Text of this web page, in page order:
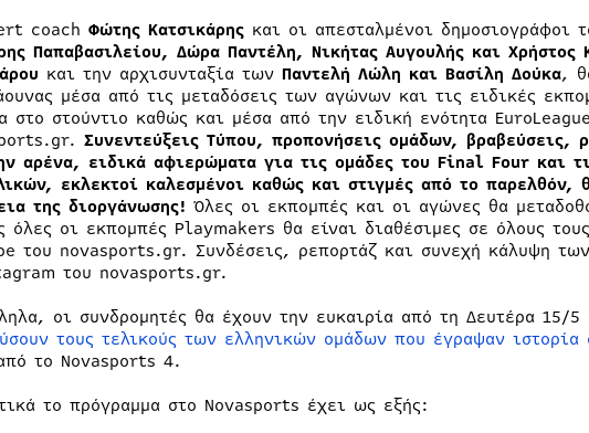
coach Φώτης Κατσικάρηςκαι οι απεσταλμένοι δημοσιογράφοι
Παπαβασιλείου, Δώρα Παντέλη, Νικήτας Αυγουλής και Χρήστος
και την αρχισυνταξία των Παντελή Λώλη και Βασίλη Δούκα,
μέσα από τις μεταδόσεις των αγώνων και τις ειδικές
στο στούντιο καθώς και μέσα από την ειδική ενότητα
Συνεντεύξεις Τύπου, προπονήσεις ομάδων,
αρένα, ειδικά αφιερώματα για τις ομάδες του Final Four και
εκλεκτοί καλεσμένοι καθώς και στιγμές από το
της διοργάνωσης! Όλες οι εκπομπές και οι αγώνες θα
όλες οι εκπομπές Playmakers θα είναι διαθέσιμες σε όλους
του novasports.gr. Συνδέσεις, ρεπορτάζ και συνεχή κάλυψη
του novasports.gr.
οι συνδρομητές θα έχουν την ευκαιρία από τη Δευτέρα 15/
τους τελικούς των ελληνικών ομάδων που έγραψαν ιστορία
το Novasports 4.
το πρόγραμμα στο Novasports έχει ως εξής: